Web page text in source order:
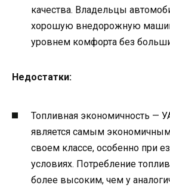
качества. Владельцы
хорошую внедорожную
уровнем комфорта без
Недостатки:
Топливная экономичность —
является самым
своем классе, особенно при
условиях. Потребление
более высоким, чем у